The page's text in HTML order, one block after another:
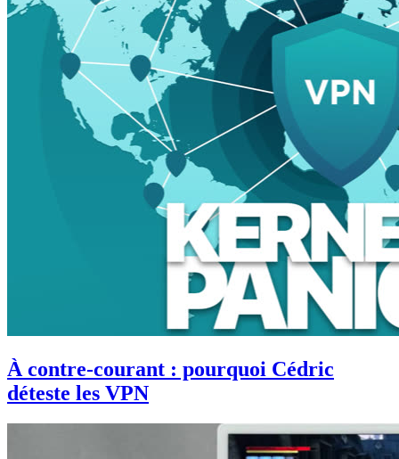
À contre-courant : pourquoi Cédric
déteste les VPN